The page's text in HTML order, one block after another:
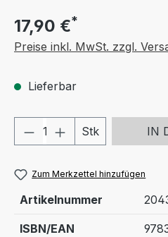
17,90 €*
Preise inkl. MwSt. zzgl.
Lieferbar
Produkt Anzahl:
Stk IN
Zum Merkzettel hinzufügen
Artikelnummer
ISBN/EAN